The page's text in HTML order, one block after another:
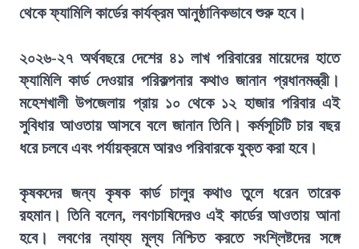
থেকে ফ্যামিলি কার্ডের কার্যক্রম আনুষ্ঠানিকভাবে শুরু হবে।
২০২৬-২৭ অর্থবছরে দেশের ৪১ লাখ পরিবারের মায়েদের হাতে
ফ্যামিলি কার্ড দেওয়ার পরিকল্পনার কথাও জানান প্রধানমন্ত্রী।
মহেশখালী উপজেলায় প্রায় ১০ থেকে ১২ হাজার পরিবার এই
সুবিধার আওতায় আসবে বলে জানান তিনি। কর্মসূচিটি চার বছর
ধরে চলবে এবং পর্যায়ক্রমে আরও পরিবারকে যুক্ত করা হবে।
কৃষকদের জন্য কৃষক কার্ড চালুর কথাও তুলে ধরেন তারেক
রহমান। তিনি বলেন, লবণচাষিদেরও এই কার্ডের আওতায় আনা
হবে। লবণের ন্যায্য মূল্য নিশ্চিত করতে সংশ্লিষ্টদের সঙ্গে